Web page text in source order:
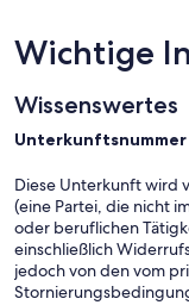
Wichtige
Wissenswertes
Unterkunftsnummer
Diese Unterkunft wird
(eine Partei, die nicht
oder beruflichen
einschließlich
jedoch von den vom